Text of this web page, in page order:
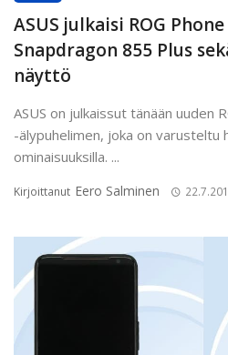
ASUS julkaisi ROG
Snapdragon 855 Plus
näyttö
ASUS on julkaissut tänään uuden
-älypuhelimen, joka on varusteltu
ominaisuuksilla. ...
Kirjoittanut Eero Salminen